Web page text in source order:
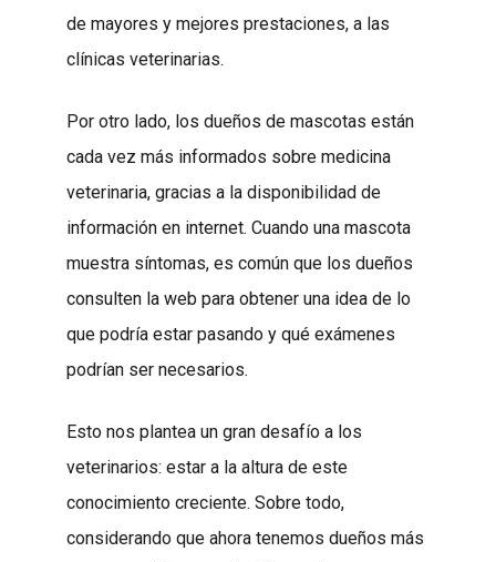
de mayores y mejores prestaciones, a las
clínicas veterinarias.
Por otro lado, los dueños de mascotas están
cada vez más informados sobre medicina
veterinaria, gracias a la disponibilidad de
información en internet. Cuando una mascota
muestra síntomas, es común que los dueños
consulten la web para obtener una idea de lo
que podría estar pasando y qué exámenes
podrían ser necesarios.
Esto nos plantea un gran desafío a los
veterinarios: estar a la altura de este
conocimiento creciente. Sobre todo,
considerando que ahora tenemos dueños más